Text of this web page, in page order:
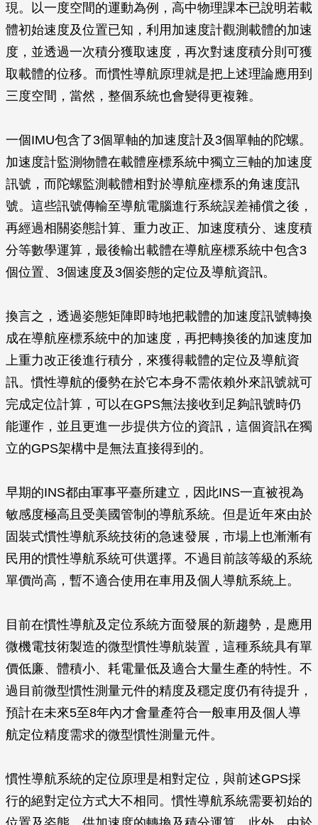
現。以一度空間的運動為例，高中物理課本已說明若載
體初始速度及位置已知，利用加速度計觀測載體的加速
度，並透過一次積分獲取速度，再次對速度積分則可獲
取載體的位移。而慣性導航原理就是把上述理論應用到
三度空間，當然，整個系統也會變得更複雜。
一個IMU包含了3個單軸的加速度計及3個單軸的陀螺。
加速度計監測物體在載體座標系統中獨立三軸的加速度
訊號，而陀螺監測載體相對於導航座標系的角速度訊
號。這些訊號傳輸至導航電腦進行系統誤差補償之後，
再經過相關姿態計算、重力改正、加速度積分、速度積
分等數學運算，最後輸出載體在導航座標系統中包含3
個位置、3個速度及3個姿態的定位及導航資訊。
換言之，透過姿態矩陣即時地把載體的加速度訊號轉換
成在導航座標系統中的加速度，再把轉換後的加速度加
上重力改正後進行積分，來獲得載體的定位及導航資
訊。慣性導航的優勢在於它本身不需依賴外來訊號就可
完成定位計算，可以在GPS無法接收到足夠訊號時仍
能運作，並且更進一步提供方位的資訊，這個資訊在獨
立的GPS架構中是無法直接得到的。
早期的INS都由軍事平臺所建立，因此INS一直被視為
敏感度極高且受美國管制的導航系統。但是近年來由於
固裝式慣性導航系統技術的急速發展，市場上也漸漸有
民用的慣性導航系統可供選擇。不過目前該等級的系統
單價尚高，暫不適合使用在車用及個人導航系統上。
目前在慣性導航及定位系統方面發展的新趨勢，是應用
微機電技術製造的微型慣性導航裝置，這種系統具有單
價低廉、體積小、耗電量低及適合大量生產的特性。不
過目前微型慣性測量元件的精度及穩定度仍有待提升，
預計在未來5至8年內才會量產符合一般車用及個人導
航定位精度需求的微型慣性測量元件。
慣性導航系統的定位原理是相對定位，與前述GPS採
行的絕對定位方式大不相同。慣性導航系統需要初始的